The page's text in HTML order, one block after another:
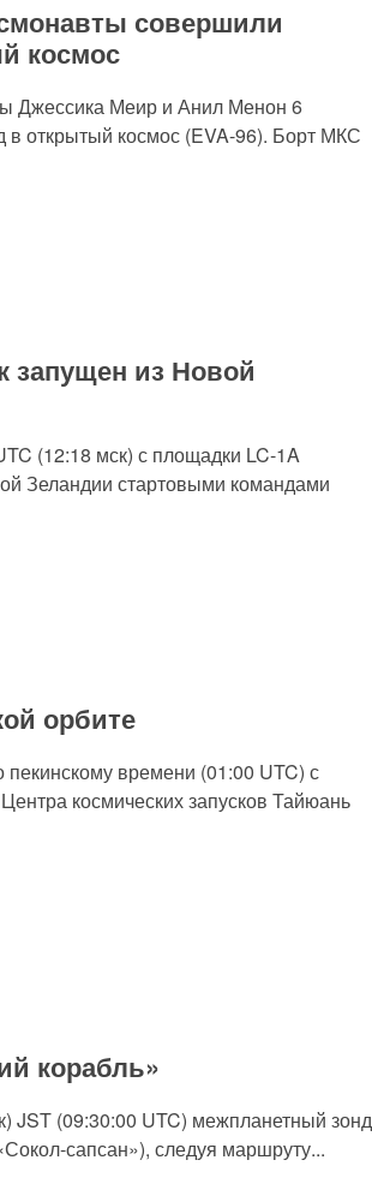
совершили
космос
Джессика Меир и Анил Менон 6
в открытый космос (EVA-96). Борт МКС
запущен из Новой
(12:18 мск) с площадки LC-1A
Зеландии стартовыми командами
орбите
времени (01:00 UTC) с
космических запусков Тайюань
корабль»
JST (09:30:00 UTC) межпланетный зонд
сапсан»), следуя маршруту...